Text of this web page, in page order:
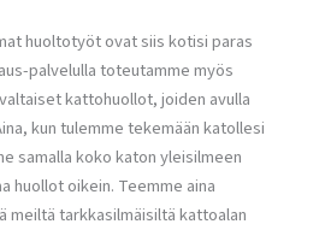
huoltotyöt ovat siis kotisi paras
palvelulla toteutamme myös
kattohuollot, joiden avulla
kun tulemme tekemään katollesi
samalla koko katon yleisilmeen
huollot oikein. Teemme aina
meiltä tarkkasilmäisiltä kattoalan